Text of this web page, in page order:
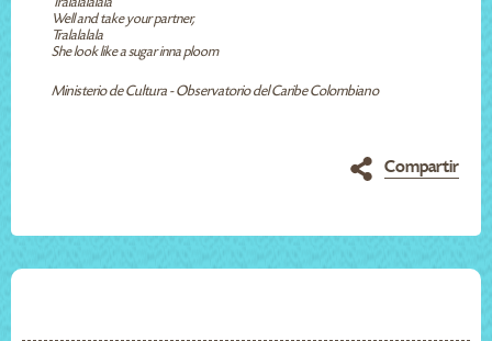
Well and take your partner,
Tralalalala
She look like a sugar inna ploom
Ministerio de Cultura - Observatorio del Caribe Colombiano
Compartir